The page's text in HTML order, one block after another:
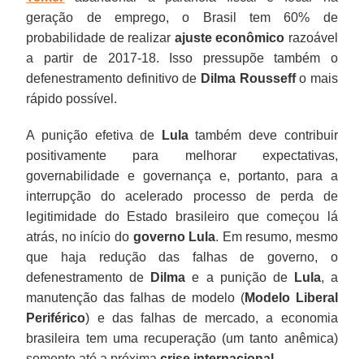
geração de emprego, o Brasil tem 60% de
probabilidade de realizar ajuste econômico razoável
a partir de 2017-18. Isso pressupõe também o
defenestramento definitivo de Dilma Rousseffo mais
rápido possível.
A punição efetiva de Lulatambém deve contribuir
positivamente para melhorar expectativas,
governabilidade e governança e, portanto, para a
interrupção do acelerado processo de perda de
legitimidade do Estado brasileiro que começou lá
atrás, no início do governo Lula. Em resumo, mesmo
que haja redução das falhas de governo, o
defenestramento de
Dilma e a punição de Lula, a
manutenção das falhas de modelo (Modelo Liberal
Periférico) e das falhas de mercado, a economia
brasileira tem uma recuperação (um tanto anêmica)